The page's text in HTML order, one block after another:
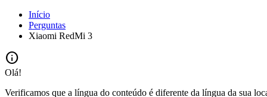
Início
Perguntas
Xiaomi RedMi 3
info
Olá!
Verificamos que a língua do conteúdo é diferente da língua da sua